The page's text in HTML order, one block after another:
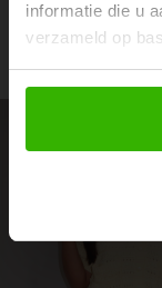
informatie die u
verzameld op